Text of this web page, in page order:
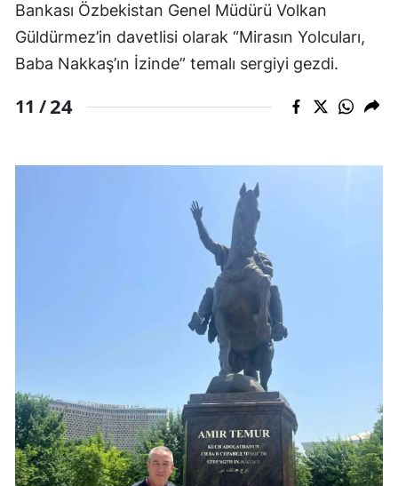
Bankası Özbekistan Genel Müdürü Volkan
Güldürmez’in davetlisi olarak “Mirasın Yolcuları,
Baba Nakkaş’ın İzinde” temalı sergiyi gezdi.
11 /24